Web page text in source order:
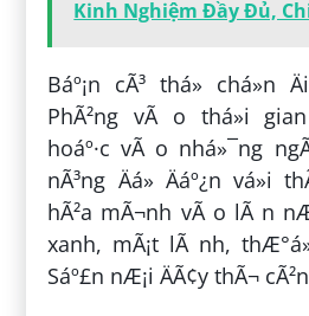
Kinh Nghiệm Đầy Đủ,
Báº¡n cÃ³ thá» chá»n
PhÃ²ng vÃ o thá»i
hoáº·c vÃ o nhá»¯ng
nÃ³ng Äá» Äáº¿n vá»i
hÃ²a mÃ¬nh vÃ o lÃ n
xanh, mÃ¡t lÃ nh,
Sáº£n nÆ¡i ÄÃ¢y thÃ¬